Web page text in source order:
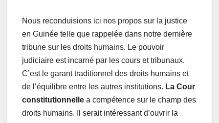
Nous reconduisions ici nos propos sur la justice
en Guinée telle que rappelée dans notre dernière
tribune sur les droits humains. Le pouvoir
judiciaire est incarné par les cours et tribunaux.
C’est le garant traditionnel des droits humains et
de l’équilibre entre les autres institutions. La Cour
constitutionnelle a compétence sur le champ des
droits humains. Il serait intéressant d’ouvrir la